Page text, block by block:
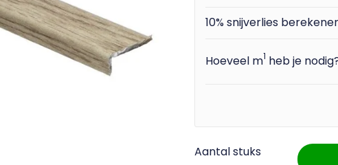
10% snijverlies
Hoeveel m1 heb je